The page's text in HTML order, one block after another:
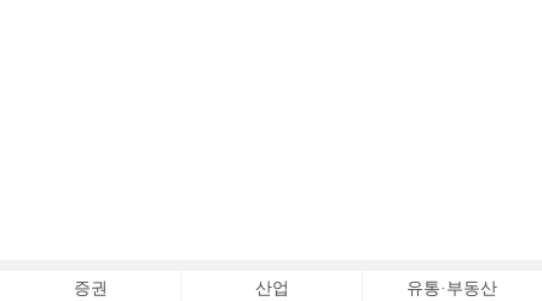
증권 산업 유통·부동산